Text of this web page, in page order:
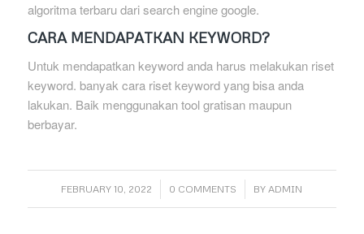
algoritma terbaru dari search engine google.
CARA MENDAPATKAN KEYWORD?
Untuk mendapatkan keyword anda harus melakukan riset
keyword. banyak cara riset keyword yang bisa anda
lakukan. Baik menggunakan tool gratisan maupun
berbayar.
FEBRUARY 10, 2022
/ 0 COMMENTS
/ BYADMIN